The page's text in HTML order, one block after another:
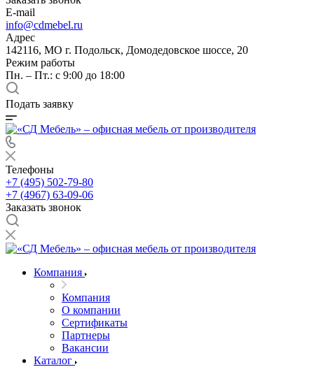
E-mail
info@cdmebel.ru
Адрес
142116, МО г. Подольск, Домодедовское шоссе, 20
Режим работы
Пн. – Пт.: с 9:00 до 18:00
Подать заявку
Телефоны
+7 (495) 502-79-80
+7 (4967) 63-09-06
Заказать звонок
Компания
Компания
О компании
Сертификаты
Партнеры
Вакансии
Каталог